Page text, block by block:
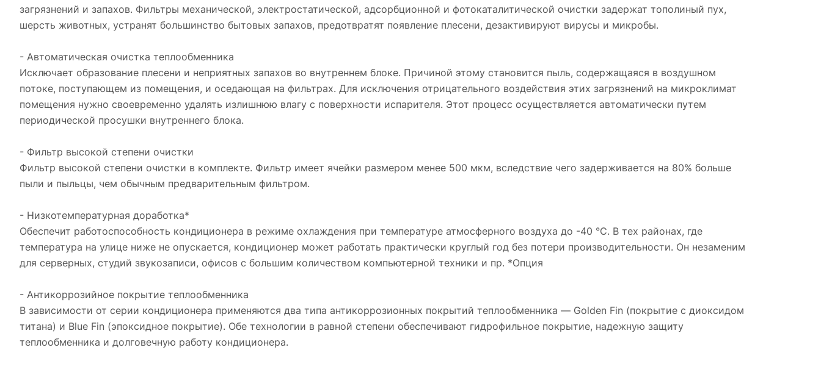
загрязнений и запахов. Фильтры механической, электростатической, адсорбционной и фотокаталитической очистки задержат тополиный пух,
шерсть животных, устранят большинство бытовых запахов, предотвратят появление плесени, дезактивируют вирусы и микробы.
- Автоматическая очистка теплообменника
Исключает образование плесени и неприятных запахов во внутреннем блоке. Причиной этому становится пыль, содержащаяся в воздушном
потоке, поступающем из помещения, и оседающая на фильтрах. Для исключения отрицательного воздействия этих загрязнений на микроклимат
помещения нужно своевременно удалять излишнюю влагу с поверхности испарителя. Этот процесс осуществляется автоматически путем
периодической просушки внутреннего блока.
- Фильтр высокой степени очистки
Фильтр высокой степени очистки в комплекте. Фильтр имеет ячейки размером менее 500 мкм, вследствие чего задерживается на 80% больше
пыли и пыльцы, чем обычным предварительным фильтром.
- Низкотемпературная доработка*
Обеспечит работоспособность кондиционера в режиме охлаждения при температуре атмосферного воздуха до -40 °С. В тех районах, где
температура на улице ниже не опускается, кондиционер может работать практически круглый год без потери производительности. Он незаменим
для серверных, студий звукозаписи, офисов с большим количеством компьютерной техники и пр. *Опция
- Антикоррозийное покрытие теплообменника
В зависимости от серии кондиционера применяются два типа антикоррозионных покрытий теплообменника — Golden Fin (покрытие с диоксидом
титана) и Blue Fin (эпоксидное покрытие). Обе технологии в равной степени обеспечивают гидрофильное покрытие, надежную защиту
теплообменника и долговечную работу кондиционера.